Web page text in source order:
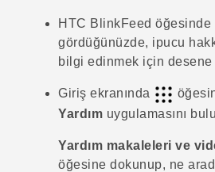
HTC BlinkFeed öğesinde
gördüğünüzde, ipucu
bilgi edinmek için desene
Giriş ekranında
Yardım uygulamasını
Yardım makaleleri ve
öğesine dokunup, ne